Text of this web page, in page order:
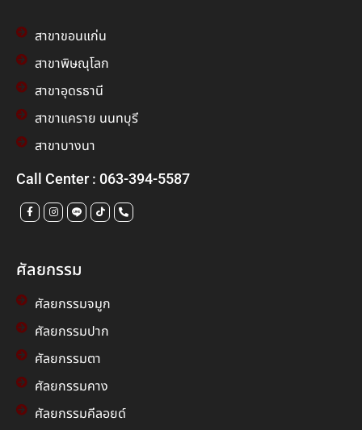
สาขาขอนแก่น
สาขาพิษณุโลก
สาขาอุดรธานี
สาขาแคราย นนทบุรี
สาขาบางนา
Call Center : 063-394-5587
ศัลยกรรม
ศัลยกรรมจมูก
ศัลยกรรมปาก
ศัลยกรรมตา
ศัลยกรรมคาง
ศัลยกรรมคีลอยด์